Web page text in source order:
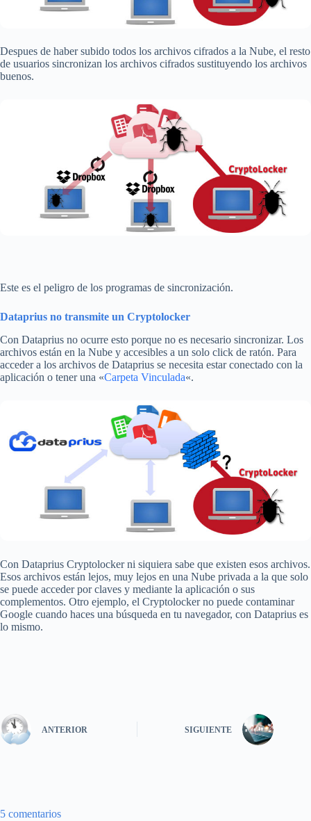
Despues de haber subido todos los archivos cifrados a la Nube, el resto
de usuarios sincronizan los archivos cifrados sustituyendo los archivos
buenos.
Este es el peligro de los programas de sincronización.
Dataprius no transmite un Cryptolocker
Con Dataprius no ocurre esto porque no es necesario sincronizar. Los
archivos están en la Nube y accesibles a un solo click de ratón. Para
acceder a los archivos de Dataprius se necesita estar conectado con la
aplicación o tener una «Carpeta Vinculada«.
Con Dataprius Cryptolocker ni siquiera sabe que existen esos archivos.
Esos archivos están lejos, muy lejos en una Nube privada a la que solo
se puede acceder por claves y mediante la aplicación o sus
complementos. Otro ejemplo, el Cryptolocker no puede contaminar
Google cuando haces una búsqueda en tu navegador, con Dataprius es
lo mismo.
ANTERIOR SIGUIENTE
5 comentarios